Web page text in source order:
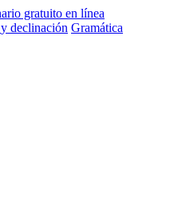
y declinación Gramática